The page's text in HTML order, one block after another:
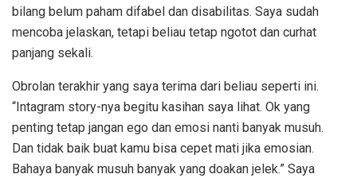
bilang belum paham difabel dan disabilitas. Saya sudah
mencoba jelaskan, tetapi beliau tetap ngotot dan curhat
panjang sekali.
Obrolan terakhir yang saya terima dari beliau seperti ini.
“Intagram story-nya begitu kasihan saya lihat. Ok yang
penting tetap jangan ego dan emosi nanti banyak musuh.
Dan tidak baik buat kamu bisa cepet mati jika emosian.
Bahaya banyak musuh banyak yang doakan jelek.” Saya